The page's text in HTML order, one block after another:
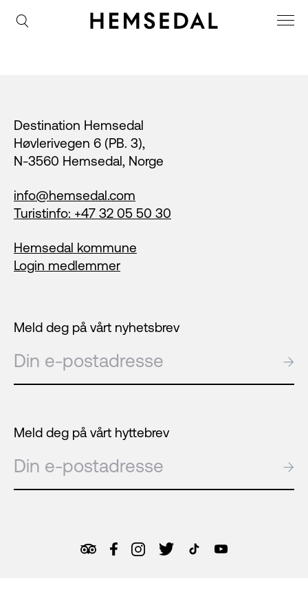
Destination Hemsedal
Høvlerivegen 6 (PB. 3),
N-3560 Hemsedal, Norge
info@hemsedal.com
Turistinfo: +47 32 05 50 30
Hemsedal kommune
Login medlemmer
Meld deg på vårt nyhetsbrev
E-post →
Meld deg på vårt hyttebrev
E-post →